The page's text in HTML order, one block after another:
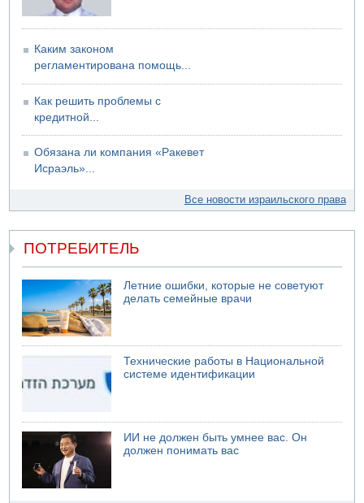
финансовый кризис за многие годы
Трагедия в Мексике: четырехлетний израильский
ребенок утонул, упав в бассейн
09.08.2026 08:30
Авиакомпания Air Canada вновь отсрочила
возвращение в Израиль
08.08.2026 14:43
Тело мужчины обнаружено сегодня на открытой
местности недалеко от Реховота
Каким законом
регламентирована помощь...
Как решить проблемы с
кредитной...
Обязана ли компания «Ракевет
Исраэль»...
Все новости израильского права
ПОТРЕБИТЕЛЬ
Летние ошибки, которые не советуют
делать семейные врачи
Технические работы в Национальной
системе идентификации
ИИ не должен быть умнее вас. Он
должен понимать вас